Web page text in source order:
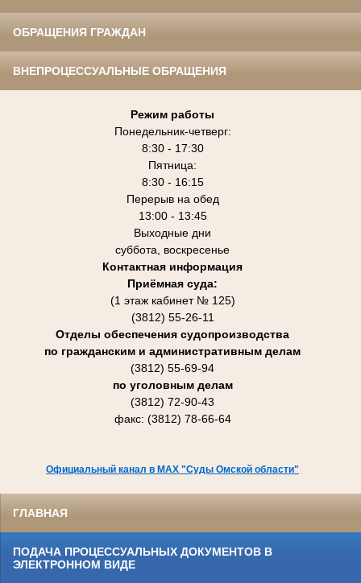
ОБРАЩЕНИЯ ГРАЖДАН
ВНЕПРОЦЕССУАЛЬНЫЕ ОБРАЩЕНИЯ
Режим работы
Понедельник-четверг:
8:30 - 17:30
Пятница:
8:30 - 16:15
Перерыв на обед
13:00 - 13:45
Выходные дни
суббота, воскресенье
Контактная информация
Приёмная суда:
(1 этаж кабинет № 125)
(3812) 55-26-11
Отделы обеспечения судопроизводства
по гражданским и административным делам
(3812) 55-69-94
по уголовным делам
(3812) 72-90-43
факс: (3812) 78-66-64
Официальный канал в MAX "Суды Омской области"
ГЛАВНАЯ
ПОДАЧА ПРОЦЕССУАЛЬНЫХ ДОКУМЕНТОВ В
ЭЛЕКТРОННОМ ВИДЕ